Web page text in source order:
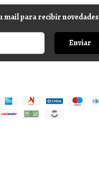
mail para recibir novedades
Enviar